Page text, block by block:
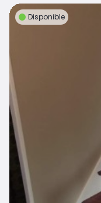
Disponible